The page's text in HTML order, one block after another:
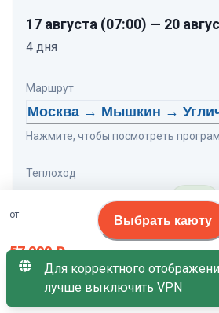
17 августа (07:00) — 20
4 дня
Маршрут
Москва → Мышкин →
Нажмите, чтобы посмотреть
Теплоход
Принцесса Анабелла 8.3/10
Свободных кают
21 каюта
от
57 000₽
за 1 гостя
Выбрать каюту
Для корректного
лучше выключить VPN